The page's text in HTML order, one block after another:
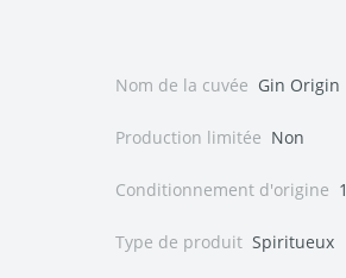
Nom de la cuvée Gin Origin
Production limitée Non
Conditionnement d'origine 1
Type de produit Spiritueux